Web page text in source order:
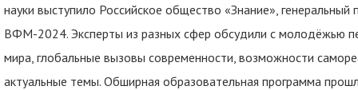
науки выступило Российское общество «Знание»,
ВФМ-2024. Эксперты из разных сфер обсудили с молодёжью
мира, глобальные вызовы современности, возможности
актуальные темы. Обширная образовательная программа